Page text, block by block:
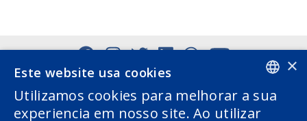
PORTUGUESE
×
Este website usa cookies
Utilizamos cookies para melhorar a sua
experiencia em nosso site. Ao utilizar